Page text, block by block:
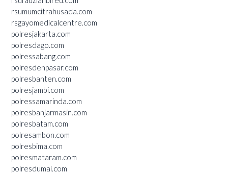
rsumumcitrahusada.com
rsgayomedicalcentre.com
polresjakarta.com
polresdago.com
polressabang.com
polresdenpasar.com
polresbanten.com
polresjambi.com
polressamarinda.com
polresbanjarmasin.com
polresbatam.com
polresambon.com
polresbima.com
polresmataram.com
polresdumai.com